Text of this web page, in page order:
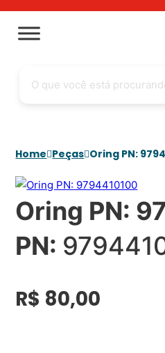
Home Peças Oring PN:
Oring PN:
PN:
R$ 80,00